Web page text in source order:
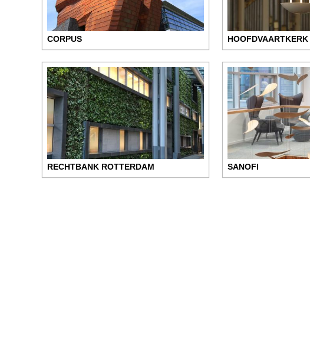
CORPUS HOOFDVAARTKERK
RECHTBANK ROTTERDAM SANOFI